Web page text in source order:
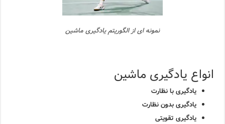
نمونه ای از الگوریتم یادگیری ماشین
انواع یادگیری ماشین
یادگیری با نظارت
یادگیری بدون نظارت
یادگیری تقویتی